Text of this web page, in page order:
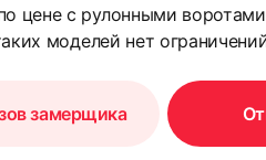
цене с рулонными
моделей нет
замерщика